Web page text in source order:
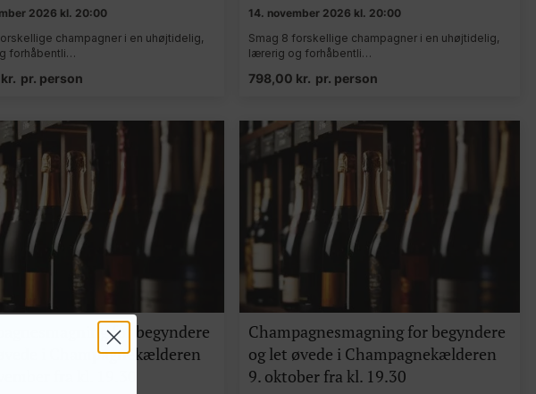
2026 kl. 20:00
champagner i en uhøjtidelig,
forhåbentli…
kr. pr. person
14. november 2026 kl. 20:00
Smag 8 forskellige champagner i en uhøjtidelig,
lærerig og forhåbentli…
798,00 kr. pr. person
for begyndere
øvede i Champagnekælderen
Champagnesmagning for begyndere
og let øvede i Champagnekælderen
9. oktober fra kl. 19.30